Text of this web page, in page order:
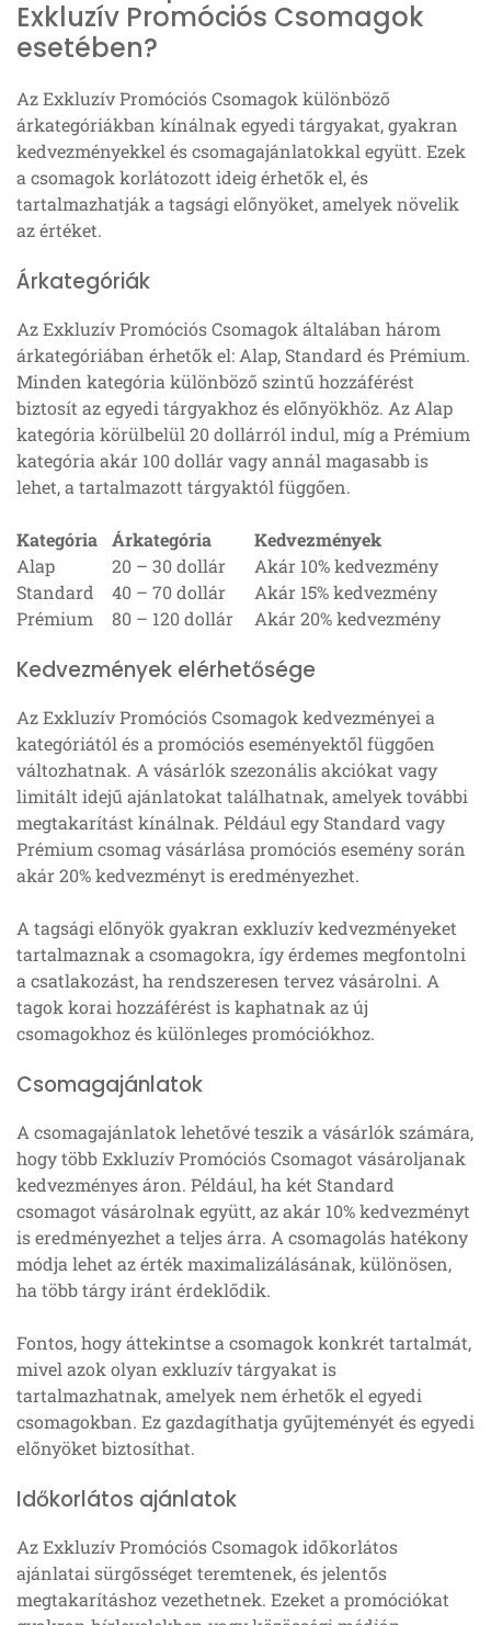
Exkluzív Promóciós Csomagok
esetében?
Az Exkluzív Promóciós Csomagok különböző
árkategóriákban kínálnak egyedi tárgyakat, gyakran
kedvezményekkel és csomagajánlatokkal együtt. Ezek
a csomagok korlátozott ideig érhetők el, és
tartalmazhatják a tagsági előnyöket, amelyek növelik
az értéket.
Árkategóriák
Az Exkluzív Promóciós Csomagok általában három
árkategóriában érhetők el: Alap, Standard és Prémium.
Minden kategória különböző szintű hozzáférést
biztosít az egyedi tárgyakhoz és előnyökhöz. Az Alap
kategória körülbelül 20 dollárról indul, míg a Prémium
kategória akár 100 dollár vagy annál magasabb is
lehet, a tartalmazott tárgyaktól függően.
Kategória Árkategória
Kedvezmények
Alap
20 – 30 dollár
Akár 10% kedvezmény
Standard
40 – 70 dollár
Akár 15% kedvezmény
Prémium
80 – 120 dollár Akár 20% kedvezmény
Kedvezmények elérhetősége
Az Exkluzív Promóciós Csomagok kedvezményei a
kategóriától és a promóciós eseményektől függően
változhatnak. A vásárlók szezonális akciókat vagy
limitált idejű ajánlatokat találhatnak, amelyek további
megtakarítást kínálnak. Például egy Standard vagy
Prémium csomag vásárlása promóciós esemény során
akár 20% kedvezményt is eredményezhet.
A tagsági előnyök gyakran exkluzív kedvezményeket
tartalmaznak a csomagokra, így érdemes megfontolni
a csatlakozást, ha rendszeresen tervez vásárolni. A
tagok korai hozzáférést is kaphatnak az új
csomagokhoz és különleges promóciókhoz.
Csomagajánlatok
A csomagajánlatok lehetővé teszik a vásárlók számára,
hogy több Exkluzív Promóciós Csomagot vásároljanak
kedvezményes áron. Például, ha két Standard
csomagot vásárolnak együtt, az akár 10% kedvezményt
is eredményezhet a teljes árra. A csomagolás hatékony
módja lehet az érték maximalizálásának, különösen,
ha több tárgy iránt érdeklődik.
Fontos, hogy áttekintse a csomagok konkrét tartalmát,
mivel azok olyan exkluzív tárgyakat is
tartalmazhatnak, amelyek nem érhetők el egyedi
csomagokban. Ez gazdagíthatja gyűjteményét és egyedi
előnyöket biztosíthat.
Időkorlátos ajánlatok
Az Exkluzív Promóciós Csomagok időkorlátos
ajánlatai sürgősséget teremtenek, és jelentős
megtakarításhoz vezethetnek. Ezeket a promóciókat